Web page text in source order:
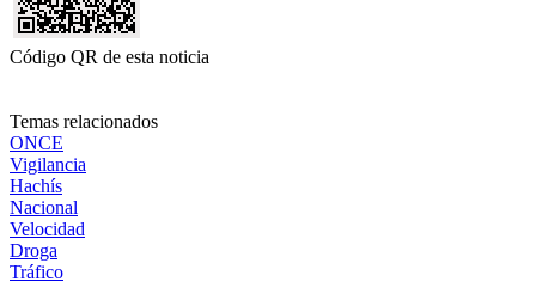
Código QR de esta noticia
Temas relacionados
ONCE
Vigilancia
Hachís
Nacional
Velocidad
Droga
Tráfico